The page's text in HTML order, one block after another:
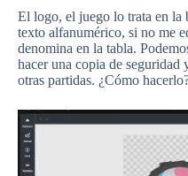
El logo, el juego lo trata en la
texto alfanumérico, si no me
denomina en la tabla.
hacer una copia de seguridad
otras partidas. ¿Cómo